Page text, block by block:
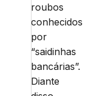
roubos
conhecidos
por
“saidinhas
bancárias”.
Diante